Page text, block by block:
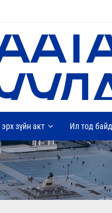
зүйн акт Ил тод